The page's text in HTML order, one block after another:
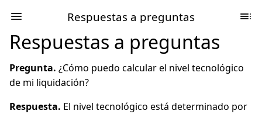
Respuestas a preguntas
Respuestas a preguntas
Pregunta. ¿Cómo puedo calcular el nivel tecnológico
de mi liquidación?
Respuesta. El nivel tecnológico está determinado por